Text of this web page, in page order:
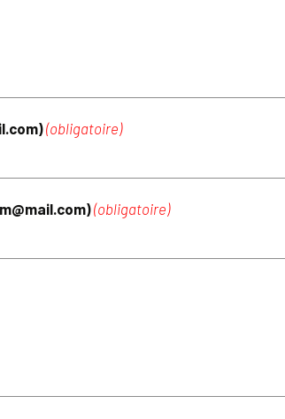
(obligatoire)
(obligatoire)